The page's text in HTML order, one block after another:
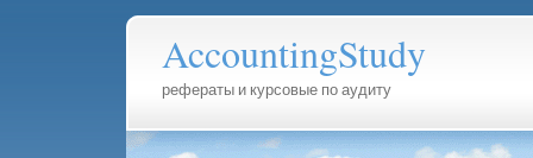
AccountingStudy
рефераты и курсовые по аудиту